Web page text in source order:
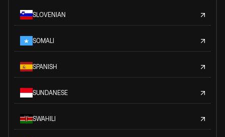
SLOVENIAN
SOMALI
SPANISH
SUNDANESE
SWAHILI